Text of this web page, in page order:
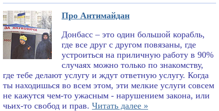
Про Антимайдан
Донбасс – это один большой корабль,
где все друг с другом повязаны, где
устроиться на приличную работу в 90%
случаях можно только по знакомству,
где тебе делают услугу и ждут ответную услугу. Когда
ты находишься во всем этом, эти мелкие услуги совсем
не кажутся чем-то ужасным - нарушением закона, или
чьих-то свобод и прав. Читать далее »